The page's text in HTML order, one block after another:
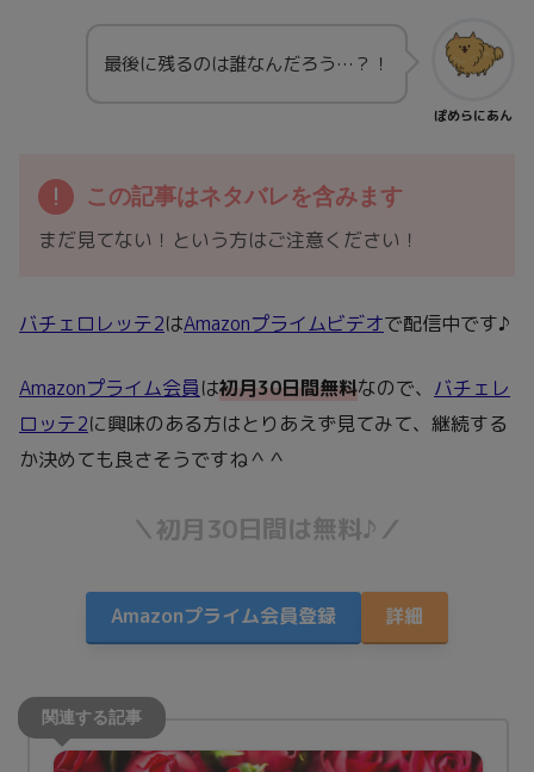
ぽめらにあん
最後に残るのは誰なんだろう…？！
この記事はネタバレを含みます
まだ見てない！という方はご注意ください！
バチェロレッテ2はAmazonプライムビデオで配信中です♪
Amazonプライム会員は初月30日間無料なので、 バチェレ
ロッテ2に興味のある方はとりあえず見てみて、継続する
か決めても良さそうですね＾＾
＼初月30日間は無料♪／
Amazonプライム会員登録 詳細